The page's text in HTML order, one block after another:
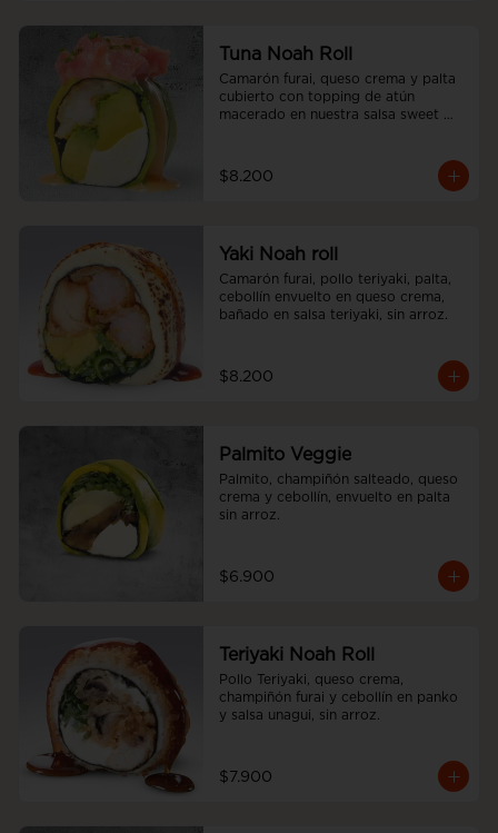
Tuna Noah Roll
Camarón furai, queso crema y palta
cubierto con topping de atún
macerado en nuestra salsa sweet
$8.200
Yaki Noah roll
Camarón furai, pollo teriyaki, palta,
cebollín envuelto en queso crema,
bañado en salsa teriyaki, sin arroz.
$8.200
Palmito Veggie
Palmito, champiñón salteado, queso
crema y cebollín, envuelto en palta
sin arroz.
$6.900
Teriyaki Noah Roll
Pollo Teriyaki, queso crema,
champiñón furai y cebollín en panko
y salsa unagui, sin arroz.
$7.900